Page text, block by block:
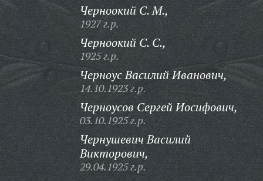
Черноокий С. М.,
1927 г.р.
Черноокий С. С.,
1925 г.р.
Черноус Василий Иванович,
14.10.1923 г.р.
Черноусов Сергей Иосифович,
03.10.1925 г.р.
Чернушевич Василий
Викторович,
29.04.1925 г.р.